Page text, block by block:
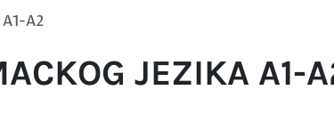
A2
JEZIKA A1-